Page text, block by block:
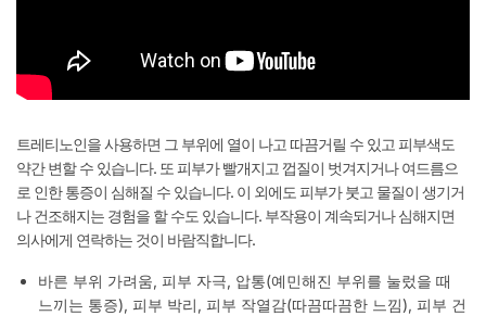
트레티노인을 사용하면 그 부위에 열이 나고 따끔거릴 수 있고 피부색도
약간 변할 수 있습니다. 또 피부가 빨개지고 껍질이 벗겨지거나 여드름으
로 인한 통증이 심해질 수 있습니다. 이 외에도 피부가 붓고 물질이 생기거
나 건조해지는 경험을 할 수도 있습니다. 부작용이 계속되거나 심해지면
의사에게 연락하는 것이 바람직합니다.
바른 부위 가려움, 피부 자극, 압통(예민해진 부위를 눌렀을 때
느끼는 통증), 피부 박리, 피부 작열감(따끔따끔한 느낌), 피부 건